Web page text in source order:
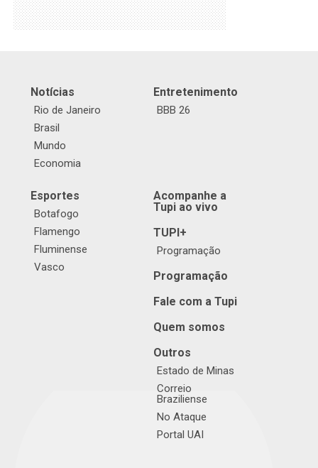
Notícias
Rio de Janeiro
Brasil
Mundo
Economia
Entretenimento
BBB 26
Esportes
Botafogo
Flamengo
Fluminense
Vasco
Acompanhe a
Tupi ao vivo
TUPI+
Programação
Programação
Fale com a Tupi
Quem somos
Outros
Estado de Minas
Correio
Braziliense
No Ataque
Portal UAI